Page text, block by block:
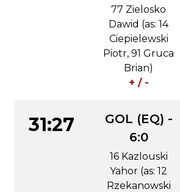
77 Zielosko
Dawid (as: 14
Ciepielewski
Piotr, 91 Gruca
Brian)
+ / -
31:27
GOL (EQ) -
6:0
16 Kazlouski
Yahor (as: 12
Rzekanowski